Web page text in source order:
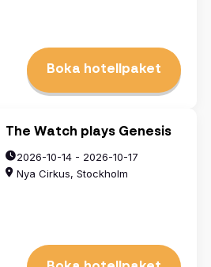
Boka hotellpaket
The Watch plays Genesis
2026-10-14 - 2026-10-17
Nya Cirkus, Stockholm